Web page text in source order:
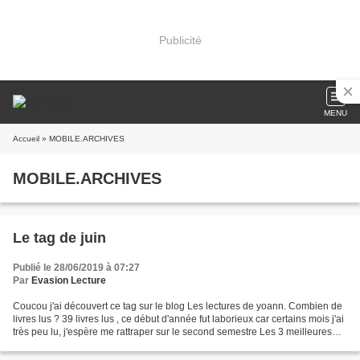
Publicité
MENU
Accueil » MOBILE.ARCHIVES
MOBILE.ARCHIVES
Le tag de juin
Publié le 28/06/2019 à 07:27
Par Evasion Lecture
Coucou j'ai découvert ce tag sur le blog Les lectures de yoann. Combien de
livres lus ? 39 livres lus , ce début d'année fut laborieux car certains mois j'ai
très peu lu, j'espère me rattraper sur le second semestre Les 3 meilleures